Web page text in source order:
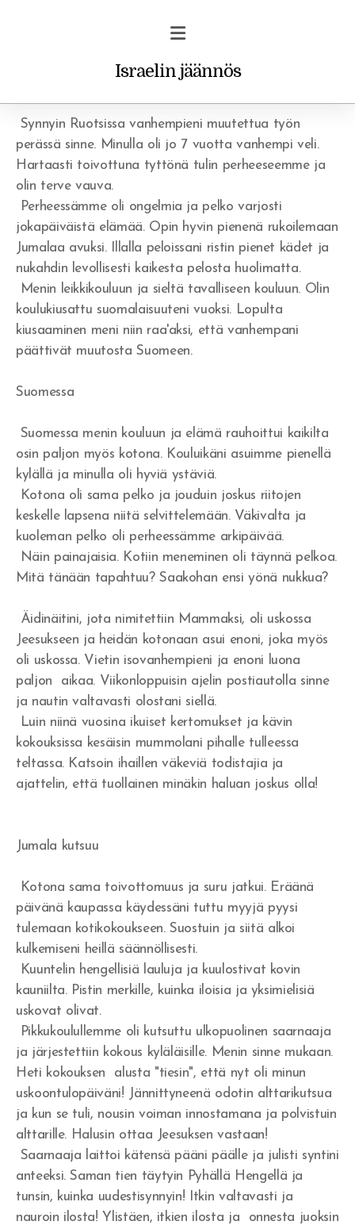
Israelin jäännös
Synnyin Ruotsissa vanhempieni muutettua työn
perässä sinne. Minulla oli jo 7 vuotta vanhempi veli.
Hartaasti toivottuna tyttönä tulin perheeseemme ja
olin terve vauva.
Perheessämme oli ongelmia ja pelko varjosti
jokapäiväistä elämää. Opin hyvin pienenä rukoilemaan
Jumalaa avuksi. Illalla peloissani ristin pienet kädet ja
nukahdin levollisesti kaikesta pelosta huolimatta.
Menin leikkikouluun ja sieltä tavalliseen kouluun. Olin
koulukiusattu suomalaisuuteni vuoksi. Lopulta
kiusaaminen meni niin raa'aksi, että vanhempani
päättivät muutosta Suomeen.
Suomessa
Suomessa menin kouluun ja elämä rauhoittui kaikilta
osin paljon myös kotona. Kouluikäni asuimme pienellä
kylällä ja minulla oli hyviä ystäviä.
Kotona oli sama pelko ja jouduin joskus riitojen
keskelle lapsena niitä selvittelemään. Väkivalta ja
kuoleman pelko oli perheessämme arkipäivää.
Näin painajaisia. Kotiin meneminen oli täynnä pelkoa.
Mitä tänään tapahtuu? Saakohan ensi yönä nukkua?
Äidinäitini, jota nimitettiin Mammaksi, oli uskossa
Jeesukseen ja heidän kotonaan asui enoni, joka myös
oli uskossa. Vietin isovanhempieni ja enoni luona
paljon aikaa. Viikonloppuisin ajelin postiautolla sinne
ja nautin valtavasti olostani siellä.
Luin niinä vuosina ikuiset kertomukset ja kävin
kokouksissa kesäisin mummolani pihalle tulleessa
teltassa. Katsoin ihaillen väkeviä todistajia ja
ajattelin, että tuollainen minäkin haluan joskus olla!
Jumala kutsuu
Kotona sama toivottomuus ja suru jatkui. Eräänä
päivänä kaupassa käydessäni tuttu myyjä pyysi
tulemaan kotikokoukseen. Suostuin ja siitä alkoi
kulkemiseni heillä säännöllisesti.
Kuuntelin hengellisiä lauluja ja kuulostivat kovin
kauniilta. Pistin merkille, kuinka iloisia ja yksimielisiä
uskovat olivat.
Pikkukoulullemme oli kutsuttu ulkopuolinen saarnaaja
ja järjestettiin kokous kyläläisille. Menin sinne mukaan.
Heti kokouksen alusta "tiesin", että nyt oli minun
uskoontulopäiväni! Jännittyneenä odotin alttarikutsua
ja kun se tuli, nousin voiman innostamana ja polvistuin
alttarille. Halusin ottaa Jeesuksen vastaan!
Saarnaaja laittoi kätensä pääni päälle ja julisti syntini
anteeksi. Saman tien täytyin Pyhällä Hengellä ja
tunsin, kuinka uudestisynnyin! Itkin valtavasti ja
nauroin ilosta! Ylistäen, itkien ilosta ja onnesta juoksin
Profetiat ja unet
Vakava varoitus uskoville
Rohkaisu/ilmestys
Herätys!
Rukousvastauksia ja Jumalan huolenpitoa
Miksi ei tule herätystä?
Tapahtukoon Sinun tahtosi
Herran koulussa
Tuli syttyy rinnassa
Voittoja
Eben-ezer
Rakkautta veljiäni kohtaan
Jumala vapauttaa synnistä
Herätys tulee - vaino alkaa
Itsensä hyväksyminen
Tuomitseminen
Iankaikkisia siunauksia
Viisauden ja tiedon viettelys
Yritänkö pelastaa itseni?
Seuraatko Jeesusta?
Pyydä rakkautta ja saat sen
Jumalan Sanan kunnioittaminen